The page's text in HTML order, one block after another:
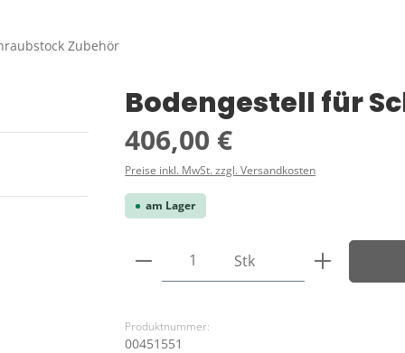
Zubehör
Bodengestell für
Regulärer Preis:
406,00 €
Preise inkl. MwSt. zzgl. Versandkosten
am Lager
Produkt Anzahl: Gib den
Stk
Produktnummer:
00451551